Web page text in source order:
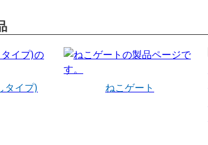
タイプ)
ねこゲート